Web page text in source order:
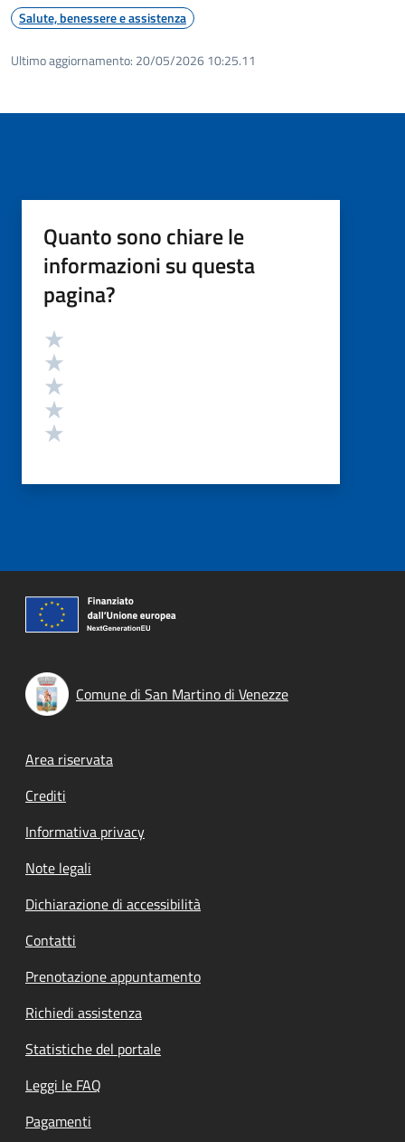
Salute, benessere e assistenza
Ultimo aggiornamento: 20/05/2026 10:25.11
Quanto sono chiare le
informazioni su questa
pagina?
Valutazione
Comune di San Martino di Venezze
Footer menu
Area riservata
Crediti
Informativa privacy
Note legali
Dichiarazione di accessibilità
Contatti
Prenotazione appuntamento
Richiedi assistenza
Statistiche del portale
Leggi le FAQ
Pagamenti